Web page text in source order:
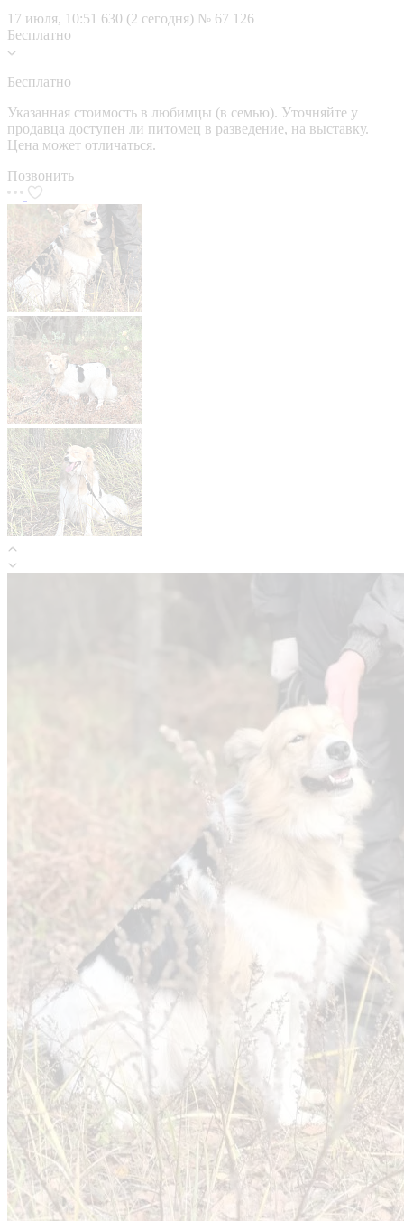
17 июля, 10:51 630 (2 сегодня) № 67 126
Бесплатно
Бесплатно
Указанная стоимость в любимцы (в семью). Уточняйте у
продавца доступен ли питомец в разведение, на выставку.
Цена может отличаться.
Позвонить